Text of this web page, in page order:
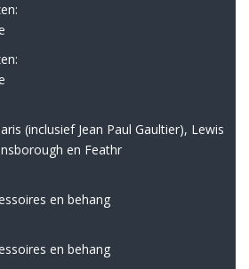
(inclusief Jean Paul Gaultier), Lewis
en Feathr
en behang
en behang